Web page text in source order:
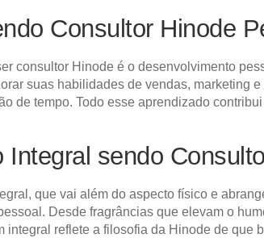
Consultor Hinode
consultor Hinode é o desenvolvimento
suas habilidades de vendas, marketing
de tempo. Todo esse aprendizado
Integral sendo
que vai além do aspecto físico e
Desde fragrâncias que elevam o
integral reflete a filosofia da Hinode de